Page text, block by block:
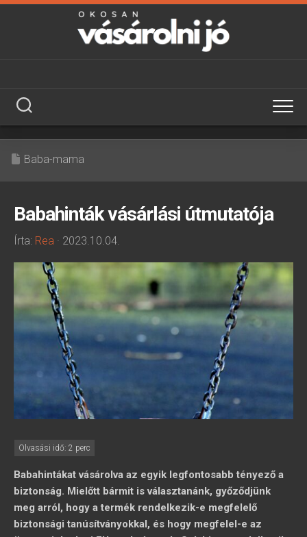
Skip
Baba-mama
Babahinták vásárlási útmutatója
Írta: Rea · 2023.10.04.
Babahintákat vásárolva az egyik legfontosabb tényező a
biztonság. Mielőtt bármit is választanánk, győződjünk
meg arról, hogy a termék rendelkezik-e megfelelő
biztonsági tanúsítványokkal, és hogy megfelel-e az